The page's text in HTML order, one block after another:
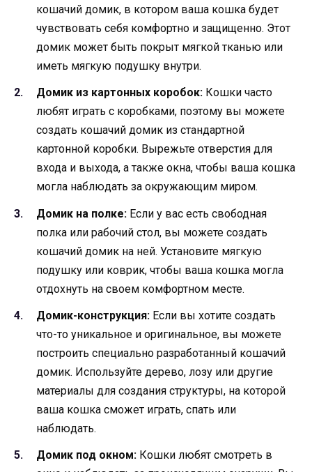
кошачий домик, в котором ваша кошка будет
чувствовать себя комфортно и защищенно. Этот
домик может быть покрыт мягкой тканью или
иметь мягкую подушку внутри.
Домик из картонных коробок: Кошки часто
любят играть с коробками, поэтому вы можете
создать кошачий домик из стандартной
картонной коробки. Вырежьте отверстия для
входа и выхода, а также окна, чтобы ваша кошка
могла наблюдать за окружающим миром.
Домик на полке: Если у вас есть свободная
полка или рабочий стол, вы можете создать
кошачий домик на ней. Установите мягкую
подушку или коврик, чтобы ваша кошка могла
отдохнуть на своем комфортном месте.
Домик-конструкция: Если вы хотите создать
что-то уникальное и оригинальное, вы можете
построить специально разработанный кошачий
домик. Используйте дерево, лозу или другие
материалы для создания структуры, на которой
ваша кошка сможет играть, спать или
наблюдать.
Домик под окном: Кошки любят смотреть в